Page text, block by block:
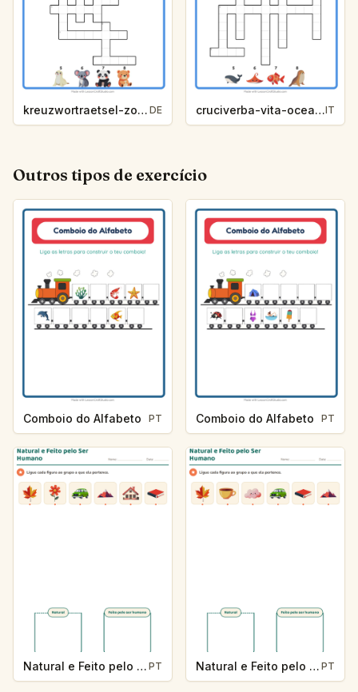
kreuzwortraetsel-zootiere-6a95 DE cruciverba-vita-oceanica-ca2aIT
Outros tipos de exercício
Comboio do Alfabeto PT Comboio do Alfabeto PT
Natural e Feito pelo Ser Humano PT Natural e Feito pelo Ser Humano PT